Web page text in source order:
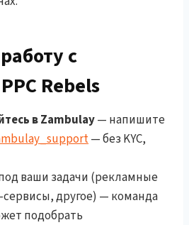
с
Rebels
в Zambulay— напишите
— без KYC,
ваши задачи (рекламные
другое) — команда
подобрать